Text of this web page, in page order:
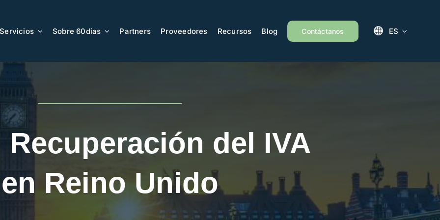
Servicios Sobre 60dias Partners Proveedores Recursos Blog Contáctanos ES
del IVA
en Reino Unido